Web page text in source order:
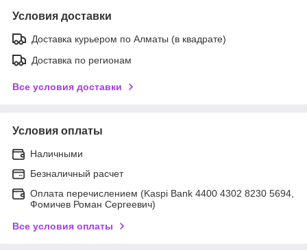
Условия доставки
Доставка курьером по Алматы (в квадрате)
Доставка по регионам
Все условия доставки
Условия оплаты
Наличными
Безналичный расчет
Оплата перечислением (Kaspi Bank 4400 4302 8230 5694,
Фомичев Роман Сергеевич)
Все условия оплаты